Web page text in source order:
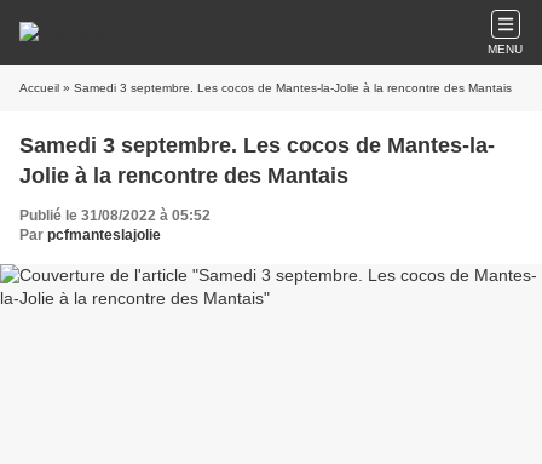
MENU
Accueil » Samedi 3 septembre. Les cocos de Mantes-la-Jolie à la rencontre des Mantais
Samedi 3 septembre. Les cocos de Mantes-la-
Jolie à la rencontre des Mantais
Publié le 31/08/2022 à 05:52
Par pcfmanteslajolie